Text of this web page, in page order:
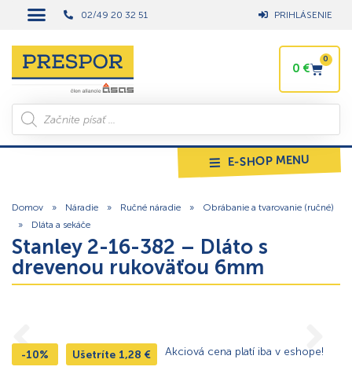
02/49 20 32 51 PRIHLÁSENIE
0 €
0
E-SHOP MENU
Domov » Náradie » Ručné náradie »
Obrábanie a tvarovanie (ručné)
»
Dláta a sekáče
Stanley 2-16-382 – Dláto s
drevenou rukoväťou 6mm
-10% Ušetríte 1,28 € Akciová cena platí iba v eshope!